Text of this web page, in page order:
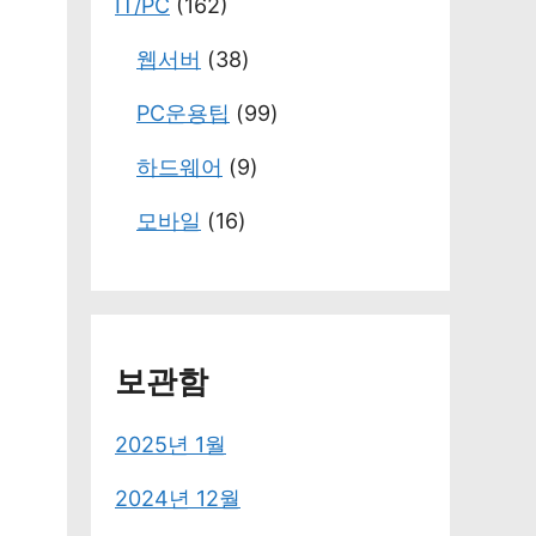
IT/PC (162)
웹서버 (38)
PC운용팁 (99)
하드웨어 (9)
모바일 (16)
보관함
2025년 1월
2024년 12월